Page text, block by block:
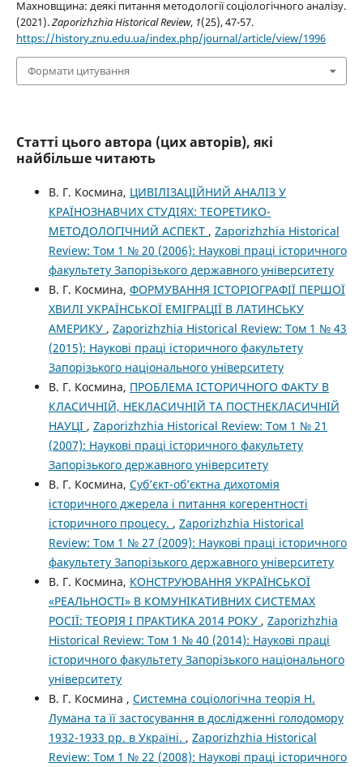
Махновщина: деякі питання методології соціологічного аналізу.
(2021).Zaporizhzhia Historical Review, 1(25), 47-57.
https://history.znu.edu.ua/index.php/journal/article/view/1996
Формати цитування
Статті цього автора (цих авторів), які
найбільше читають
В. Г. Космина, ЦИВІЛІЗАЦІЙНИЙ АНАЛІЗ У
КРАЇНОЗНАВЧИХ СТУДІЯХ: ТЕОРЕТИКО-
МЕТОДОЛОГІЧНИЙ АСПЕКТ , Zaporizhzhia Historical
Review: Том 1 № 20 (2006): Наукові праці історичного
факультету Запорізького державного університету
В. Г. Космина, ФОРМУВАННЯ ІСТОРІОГРАФІЇ ПЕРШОЇ
ХВИЛІ УКРАЇНСЬКОЇ ЕМІГРАЦІЇ В ЛАТИНСЬКУ
АМЕРИКУ , Zaporizhzhia Historical Review: Том 1 № 43
(2015): Наукові праці історичного факультету
Запорізького національного університету
В. Г. Космина, ПРОБЛЕМА ІСТОРИЧНОГО ФАКТУ В
КЛАСИЧНІЙ, НЕКЛАСИЧНІЙ ТА ПОСТНЕКЛАСИЧНІЙ
НАУЦІ , Zaporizhzhia Historical Review: Том 1 № 21
(2007): Наукові праці історичного факультету
Запорізького державного університету
В. Г. Космина, Суб’єкт-об’єктна дихотомія
історичного джерела і питання когерентності
історичного процесу. , Zaporizhzhia Historical
Review: Том 1 № 27 (2009): Наукові праці історичного
факультету Запорізького державного університету
В. Г. Космина, КОНСТРУЮВАННЯ УКРАЇНСЬКОЇ
«РЕАЛЬНОСТІ» В КОМУНІКАТИВНИХ СИСТЕМАХ
РОСІЇ: ТЕОРІЯ І ПРАКТИКА 2014 РОКУ , Zaporizhzhia
Historical Review: Том 1 № 40 (2014): Наукові праці
історичного факультету Запорізького національного
університету
В. Г. Космина , Системна соціологічна теорія Н.
Лумана та її застосування в дослідженні голодомору
1932-1933 рр. в Україні. , Zaporizhzhia Historical
Review: Том 1 № 22 (2008): Наукові праці історичного